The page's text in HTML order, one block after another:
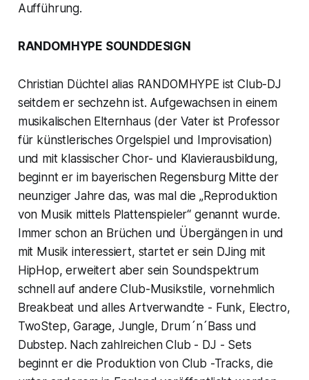
Aufführung.
RANDOMHYPE SOUNDDESIGN
Christian Düchtel alias RANDOMHYPE ist Club-DJ
seitdem er sechzehn ist. Aufgewachsen in einem
musikalischen Elternhaus (der Vater ist Professor
für künstlerisches Orgelspiel und Improvisation)
und mit klassischer Chor- und Klavierausbildung,
beginnt er im bayerischen Regensburg Mitte der
neunziger Jahre das, was mal die „Reproduktion
von Musik mittels Plattenspieler“ genannt wurde.
Immer schon an Brüchen und Übergängen in und
mit Musik interessiert, startet er sein DJing mit
HipHop, erweitert aber sein Soundspektrum
schnell auf andere Club-Musikstile, vornehmlich
Breakbeat und alles Artverwandte - Funk, Electro,
TwoStep, Garage, Jungle, Drum´n´Bass und
Dubstep. Nach zahlreichen Club - DJ - Sets
beginnt er die Produktion von Club -Tracks, die